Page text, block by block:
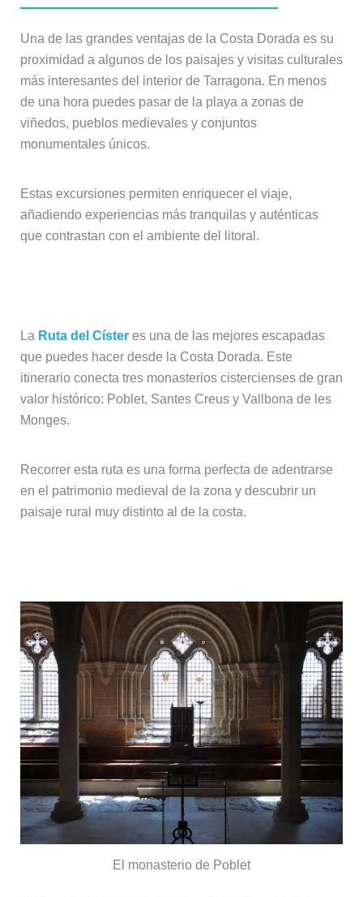
Una de las grandes ventajas de la Costa Dorada es su
proximidad a algunos de los paisajes y visitas culturales
más interesantes del interior de Tarragona. En menos
de una hora puedes pasar de la playa a zonas de
viñedos, pueblos medievales y conjuntos
monumentales únicos.
Estas excursiones permiten enriquecer el viaje,
añadiendo experiencias más tranquilas y auténticas
que contrastan con el ambiente del litoral.
La Ruta del Císteres una de las mejores escapadas
que puedes hacer desde la Costa Dorada. Este
itinerario conecta tres monasterios cistercienses de gran
valor histórico: Poblet, Santes Creus y Vallbona de les
Monges.
Recorrer esta ruta es una forma perfecta de adentrarse
en el patrimonio medieval de la zona y descubrir un
paisaje rural muy distinto al de la costa.
El monasterio de Poblet